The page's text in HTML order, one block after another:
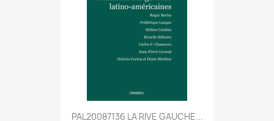
PAL20087136 LA RIVE GAUCHE...